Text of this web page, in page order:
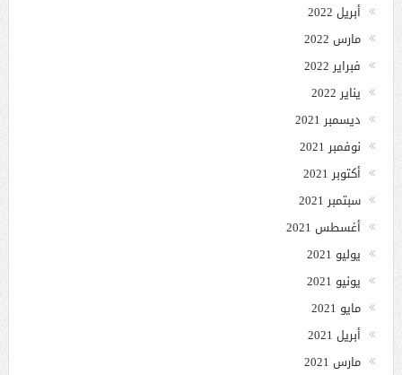
أبريل 2022
مارس 2022
فبراير 2022
يناير 2022
ديسمبر 2021
نوفمبر 2021
أكتوبر 2021
سبتمبر 2021
أغسطس 2021
يوليو 2021
يونيو 2021
مايو 2021
أبريل 2021
مارس 2021